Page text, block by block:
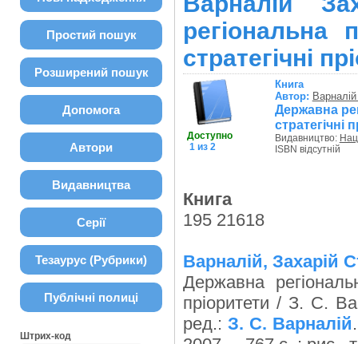
Простий пошук
Розширений пошук
Допомога
Автори
Видавництва
Серії
Тезаурус (Рубрики)
Публічні полиці
Штрих-код
регіональна
стратегічні
Доступно
1 из 2
Книга
Автор:
Державна
стратегічні
Видавництво:
ISBN відсутній
Книга
195 21618
Варналій, Захарій
Державна
пріоритети / З. С.
ред.: З. С. Варналій